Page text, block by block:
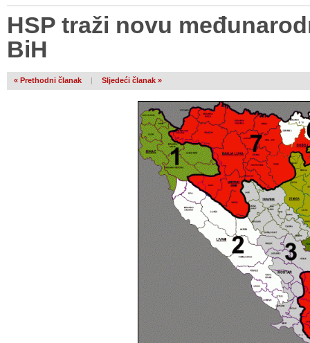
HSP traži novu
BiH
« Prethodni članak | Sljedeći članak »